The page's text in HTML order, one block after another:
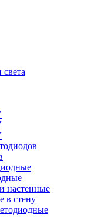
настенные
в стену